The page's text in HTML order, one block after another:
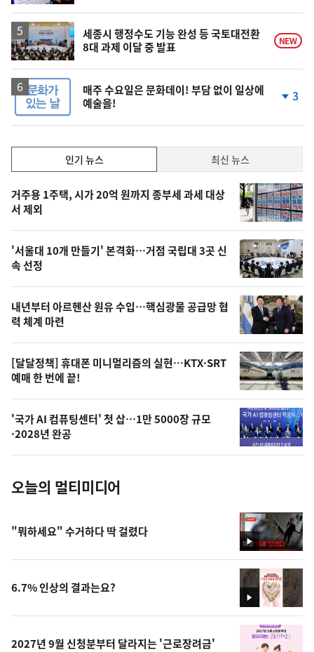
세종시 행정수도 기능 완성 등 국토대전환
8대 과제 이달 중 발표
NEW
매주 수요일은 문화데이! 부담 없이 일상에
예술을!
하
락
3
인
기,
최
신,
오
늘
의
영
상
오
늘
의
사
진
인기 뉴스 최신 뉴스
인
기
뉴
스
거주용 1주택, 시가 20억 원까지 종부세 과세 대상
서 제외
'서울대 10개 만들기' 본격화…거점 국립대 3곳 신
속 선정
내년부터 아르헨산 원유 수입…핵심광물 공급망 협
력 체계 마련
[달달정책] 휴대폰 미니멀리즘의 실현…KTX·SRT
예매 한 번에 끝!
'국가 AI 컴퓨팅센터' 첫 삽…1만 5000장 규모
·2028년 완공
오늘의 멀티미디어
영
상
"뭐하세요" 수거하다 딱 걸렸다
영
상
6.7% 인상의 결과는요?
2027년 9월 신청분부터 달라지는 '근로장려금'